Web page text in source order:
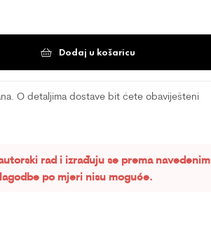
Dodaj u košaricu
O detaljima dostave bit ćete obaviješteni
rad i izrađuju se prema navedenim
po mjeri nisu moguće.